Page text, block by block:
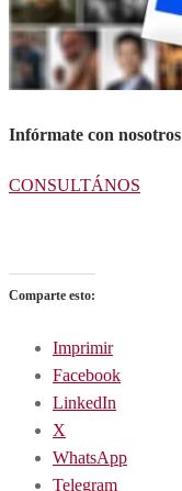
Infórmate con nosotros
CONSULTÁNOS
Comparte esto:
Imprimir
Facebook
LinkedIn
X
WhatsApp
Telegram